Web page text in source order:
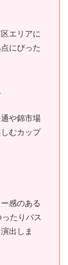
エリアに
にぴった
や錦市場
むカップ
感のある
たりバス
出しま